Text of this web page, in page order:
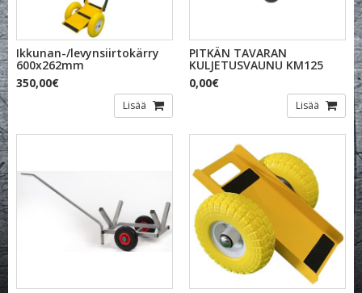
Ikkunan-/levynsiirtokärry
600x262mm
350,00€
Lisää
PITKÄN TAVARAN
KULJETUSVAUNU KM125
0,00€
Lisää